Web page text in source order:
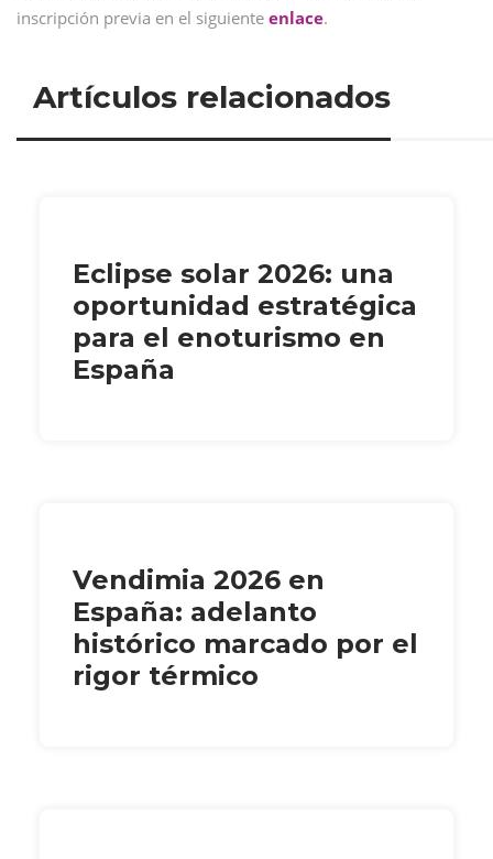
inscripción previa en el siguiente enlace.
Artículos relacionados
Eclipse solar 2026: una
oportunidad estratégica
para el enoturismo en
España
Vendimia 2026 en
España: adelanto
histórico marcado por el
rigor térmico